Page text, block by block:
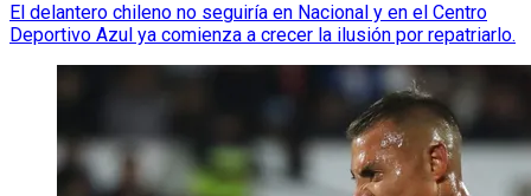
El delantero chileno no seguiría en Nacional y en el Centro
Deportivo Azul ya comienza a crecer la ilusión por repatriarlo.